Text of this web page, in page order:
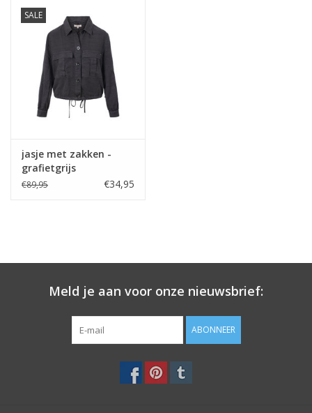
KAMERS
ALGEMEEN
Merken
SALE
jasje met zakken -
grafietgrijs
€89,95 €34,95
Meld je aan voor onze nieuwsbrief:
ABONNEER